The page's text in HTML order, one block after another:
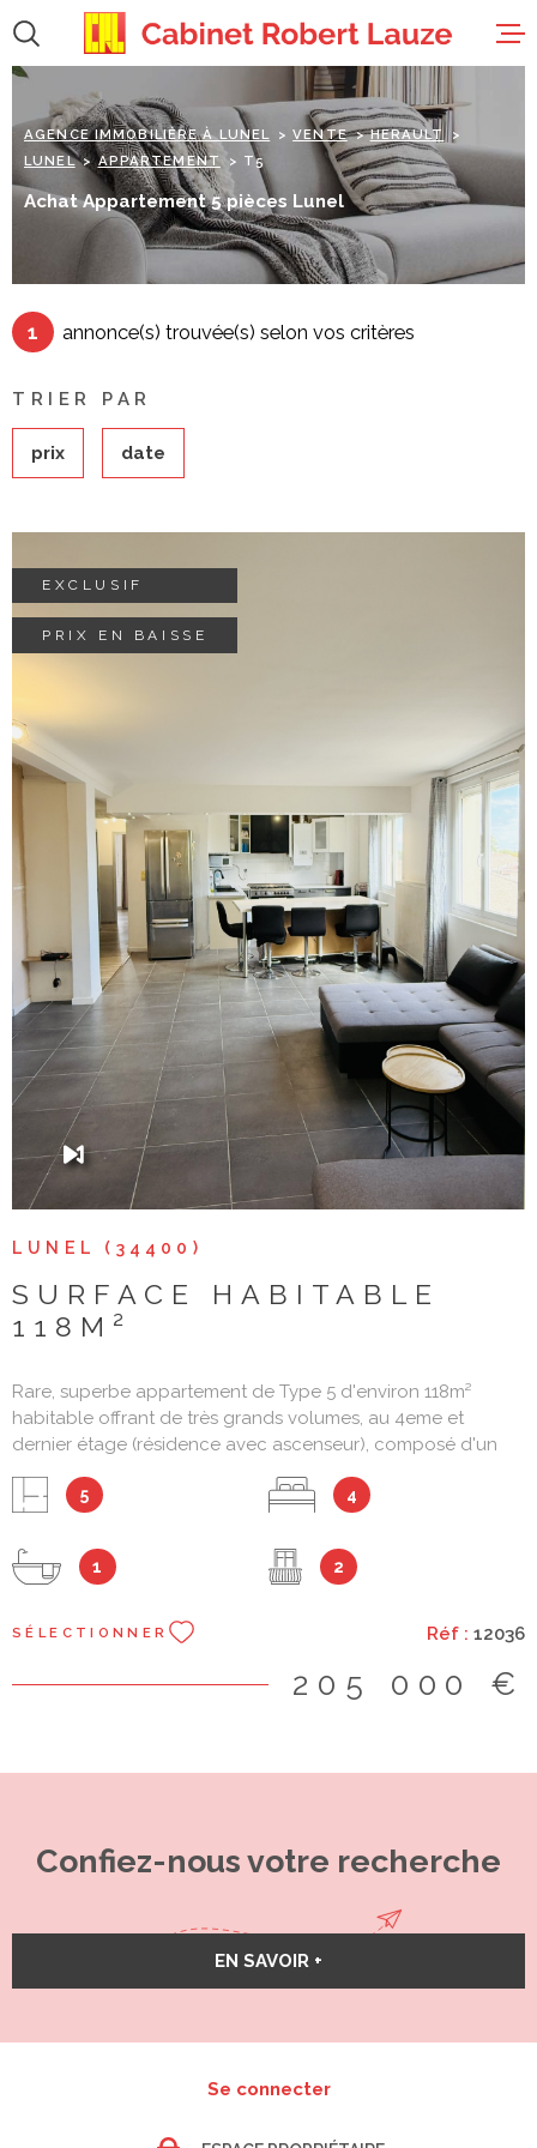
la
au
menu
au
contenu
accueil
ventes
locations
syndic
AGENCE IMMOBILIÈRE À LUNEL VENTE
HERAULT
LUNEL
APPARTEMENT T5
Achat Appartement 5 pièces Lunel
1 annonce(s) trouvée(s) selon vos critères
TRIER PAR
prix date
LUNEL (34400)
SURFACE HABITABLE
118M²
Rare, superbe appartement de Type 5 d'environ 118m²
habitable offrant de très grands volumes, au 4eme et
dernier étage (résidence avec ascenseur), composé d'un
14m² et 12m², avec cuisine équipée, double vitrage et PVC, 2
emplacment, à 2 pas de la gare, proche commerces,
écoles, collège et lycée, à environ 20 minutes de
MOTTE et à environ 15 minutes du GRAU DU ROI.
5 4
1 2
SÉLECTIONNER Réf : 12036
205 000 €
EXCLUSIF
PRIX EN BAISSE
voir le bien
Confiez-nous votre recherche
EN SAVOIR +
Se connecter